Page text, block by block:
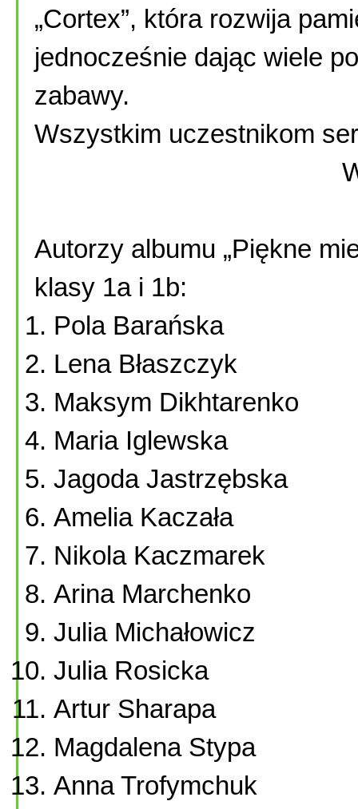
„Cortex”, która rozwija
jednocześnie dając wiele
zabawy.
Wszystkim uczestnikom
Autorzy albumu „Piękne
klasy 1a i 1b:
Pola Barańska
Lena Błaszczyk
Maksym Dikhtarenko
Maria Iglewska
Jagoda Jastrzębska
Amelia Kaczała
Nikola Kaczmarek
Arina Marchenko
Julia Michałowicz
Julia Rosicka
Artur Sharapa
Magdalena Stypa
Anna Trofymchuk